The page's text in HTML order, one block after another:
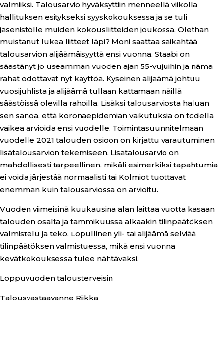
valmiiksi. Talousarvio hyväksyttiin menneellä viikolla
hallituksen esitykseksi syyskokouksessa ja se tuli
jäsenistölle muiden kokousliitteiden joukossa. Olethan
muistanut lukea liitteet läpi? Moni saattaa säikähtää
talousarvion alijäämäisyyttä ensi vuonna. Staabi on
säästänyt jo useamman vuoden ajan 55-vujuihin ja nämä
rahat odottavat nyt käyttöä. Kyseinen alijäämä johtuu
vuosijuhlista ja alijäämä tullaan kattamaan näillä
säästöissä olevilla rahoilla. Lisäksi talousarviosta haluan
sen sanoa, että koronaepidemian vaikutuksia on todella
vaikea arvioida ensi vuodelle. Toimintasuunnitelmaan
vuodelle 2021 talouden osioon on kirjattu varautuminen
lisätalousarvion tekemiseen. Lisätalousarvio on
mahdollisesti tarpeellinen, mikäli esimerkiksi tapahtumia
ei voida järjestää normaalisti tai Kolmiot tuottavat
enemmän kuin talousarviossa on arvioitu.
Vuoden viimeisinä kuukausina alan laittaa vuotta kasaan
talouden osalta ja tammikuussa alkaakin tilinpäätöksen
valmistelu ja teko. Lopullinen yli- tai alijäämä selviää
tilinpäätöksen valmistuessa, mikä ensi vuonna
kevätkokouksessa tulee nähtäväksi.
Loppuvuoden talousterveisin
Talousvastaavanne Riikka